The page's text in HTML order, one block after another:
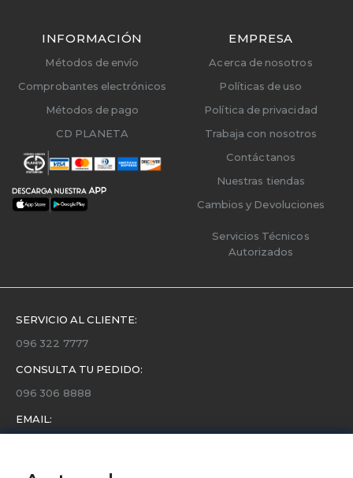
INFORMACIÓN
Métodos de envío
Comprobantes electrónicos
Métodos de pago
CD PLANETA
EMPRESA
Acerca de nosotros
Políticas de uso
Política de privacidad
Trabaja con nosotros
Contáctanos
Nuestras tiendas
Cambios y Devoluciones
Servicios Técnicos
Autorizados
SERVICIO AL CLIENTE:
096 322 7777
CONSULTA TU PEDIDO:
096 306 8888
EMAIL: